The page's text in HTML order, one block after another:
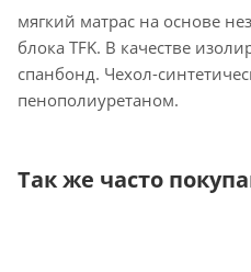
мягкий матрас на основе
блока TFK. В качестве
спанбонд. Чехол-
пенополиуретаном.
Так же часто